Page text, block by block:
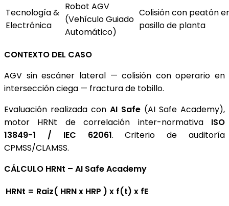
Tecnología &
Electrónica
Robot AGV
(Vehículo Guiado
Automático)
Colisión con peatón
pasillo de planta
CONTEXTO DEL CASO
AGV sin escáner lateral — colisión con operario en
intersección ciega — fractura de tobillo.
Evaluación realizada con AI Safe (AI Safe Academy),
motor HRNt de correlación inter-normativa ISO
13849-1 / IEC 62061. Criterio de auditoría
CPMSS/CLAMSS.
CÁLCULO HRNt – AI Safe Academy
HRNt = Raiz( HRN x HRP ) x f(t) x fE